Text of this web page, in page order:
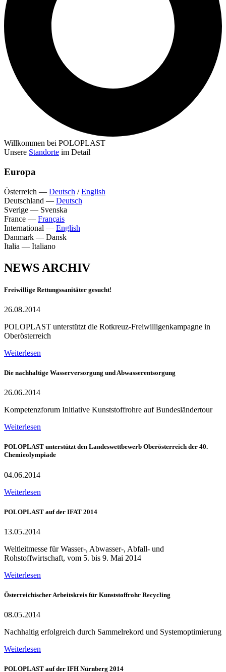
Willkommen bei POLOPLAST
Unsere Standorte im Detail
Europa
Österreich — Deutsch /English
Deutschland — Deutsch
Sverige — Svenska
France — Français
International — English
Danmark — Dansk
Italia — Italiano
NEWS ARCHIV
Freiwillige Rettungssanitäter gesucht!
26.08.2014
POLOPLAST unterstützt die Rotkreuz-Freiwilligenkampagne in
Oberösterreich
Weiterlesen
Die nachhaltige Wasserversorgung und Abwasserentsorgung
26.06.2014
Kompetenzforum Initiative Kunststoffrohre auf Bundesländertour
Weiterlesen
POLOPLAST unterstützt den Landeswettbewerb Oberösterreich der 40.
Chemieolympiade
04.06.2014
Weiterlesen
POLOPLAST auf der IFAT 2014
13.05.2014
Weltleitmesse für Wasser-, Abwasser-, Abfall- und
Rohstoffwirtschaft, vom 5. bis 9. Mai 2014
Weiterlesen
Österreichischer Arbeitskreis für Kunststoffrohr Recycling
08.05.2014
Nachhaltig erfolgreich durch Sammelrekord und Systemoptimierung
Weiterlesen
POLOPLAST auf der IFH Nürnberg 2014